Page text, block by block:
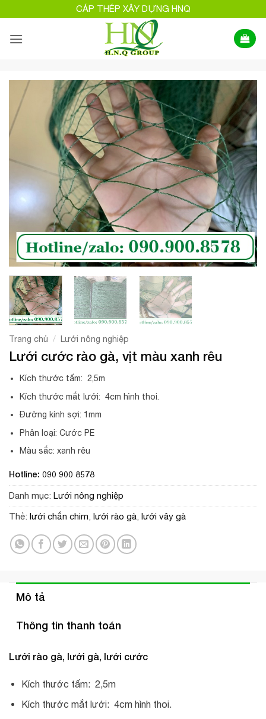
qua
nội
CÁP THÉP XÂY DỰNG HNQ
Trang chủ / Lưới nông nghiệp
Lưới cước rào gà, vịt màu xanh rêu
Kích thước tấm: 2,5m
Kích thước mắt lưới: 4cm hình thoi.
Đường kính sợi: 1mm
Phân loại: Cước PE
Màu sắc: xanh rêu
Hotline: 090 900 8578
Danh mục: Lưới nông nghiệp
Thẻ: lưới chắn chim, lưới rào gà, lưới vây gà
Mô tả
Thông tin thanh toán
Lưới rào gà, lưới gà, lưới cước
Kích thước tấm: 2,5m
Kích thước mắt lưới: 4cm hình thoi.